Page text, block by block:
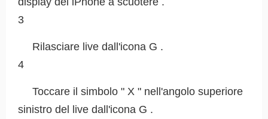
3
Rilasciare live dall'icona G .
4
Toccare il simbolo " X " nell'angolo superiore
sinistro del live dall'icona G .